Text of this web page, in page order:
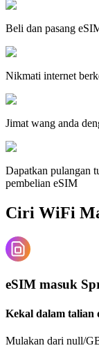
Beli dan pasang
Nikmati internet
Jimat wang anda
Dapatkan pulangan
pembelian eSIM
Ciri WiFi
eSIM masuk
Kekal dalam talian
Mulakan dari null/